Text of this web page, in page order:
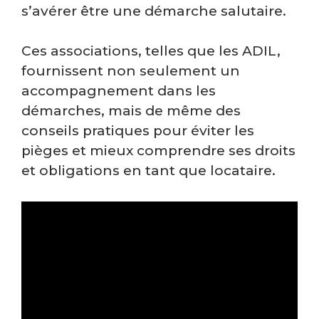
s’avérer être une démarche salutaire.
Ces associations, telles que les ADIL,
fournissent non seulement un
accompagnement dans les
démarches, mais de même des
conseils pratiques pour éviter les
pièges et mieux comprendre ses droits
et obligations en tant que locataire.